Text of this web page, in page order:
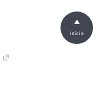
início